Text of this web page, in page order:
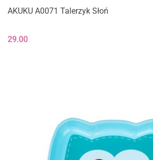
AKUKU A0071 Talerzyk Słoń
29.00